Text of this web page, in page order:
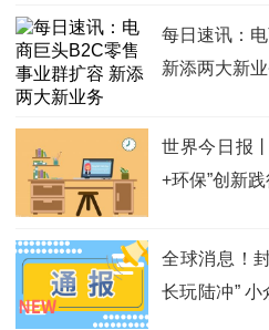
每日速讯：
新添两大新
世界今日报
+环保”创新
全球消息！
长玩陆冲”